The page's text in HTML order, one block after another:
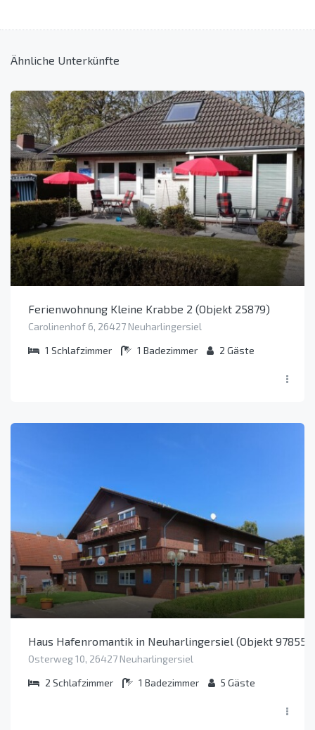
Ähnliche Unterkünfte
Ferienwohnung Kleine Krabbe 2 (Objekt 25879)
Carolinenhof 6, 26427 Neuharlingersiel
1 Schlafzimmer 1 Badezimmer 2 Gäste
Haus Hafenromantik in Neuharlingersiel (Objekt 97855)
Osterweg 10, 26427 Neuharlingersiel
2 Schlafzimmer 1 Badezimmer 5 Gäste